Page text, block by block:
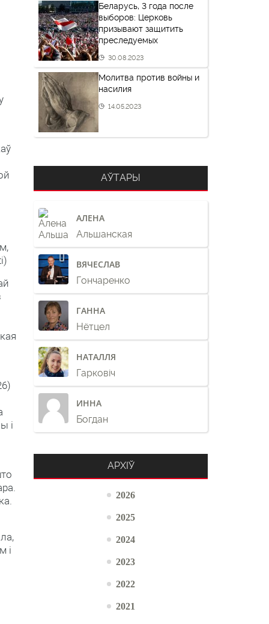
і
і
Беларусь, 3 года после
выборов: Церковь
призывают защитить
преследуемых
30.08.2023
Молитва против войны и
насилия
14.05.2023
АЎТАРЫ
АЛЕНА
Альшанская
ВЯЧЕСЛАВ
Гончаренко
ГАННА
Нётцел
НАТАЛЛЯ
Гарковіч
ИННА
Богдан
АРХІЎ
2026
2025
2024
2023
2022
2021